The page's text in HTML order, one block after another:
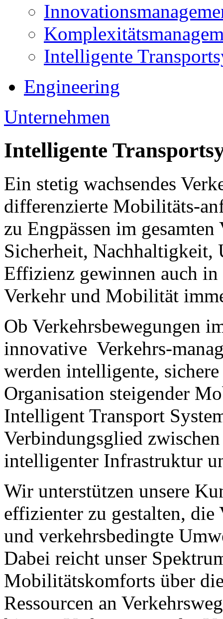
Intelligente
Engineering
Unternehmen
Intelligente
Ein stetig wachsendes
differenzierte Mobilitäts-
zu Engpässen im
Sicherheit,
Effizienz gewinnen auch
Verkehr und Mobilität
Ob Verkehrsbewegungen
innovative Verkehrs-
werden intelligente,
Organisation steigender
Intelligent Transport
Verbindungsglied
intelligenter Infrastruktur
Wir unterstützen unsere
effizienter zu gestalten, die
und verkehrsbedingte
Dabei reicht unser
Mobilitätskomforts über
Ressourcen an